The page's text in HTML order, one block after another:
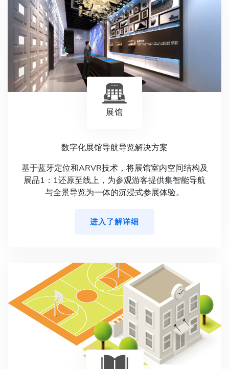
展馆
数字化展馆导航导览解决方案
基于蓝牙定位和ARVR技术，将展馆室内空间结构及
展品1：1还原至线上，为参观游客提供集智能导航
与全景导览为一体的沉浸式参展体验。
进入了解详细